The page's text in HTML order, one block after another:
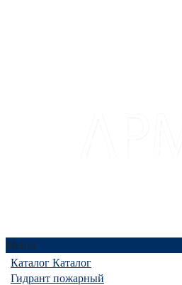
Меню
Каталог Каталог
Гидрант пожарный